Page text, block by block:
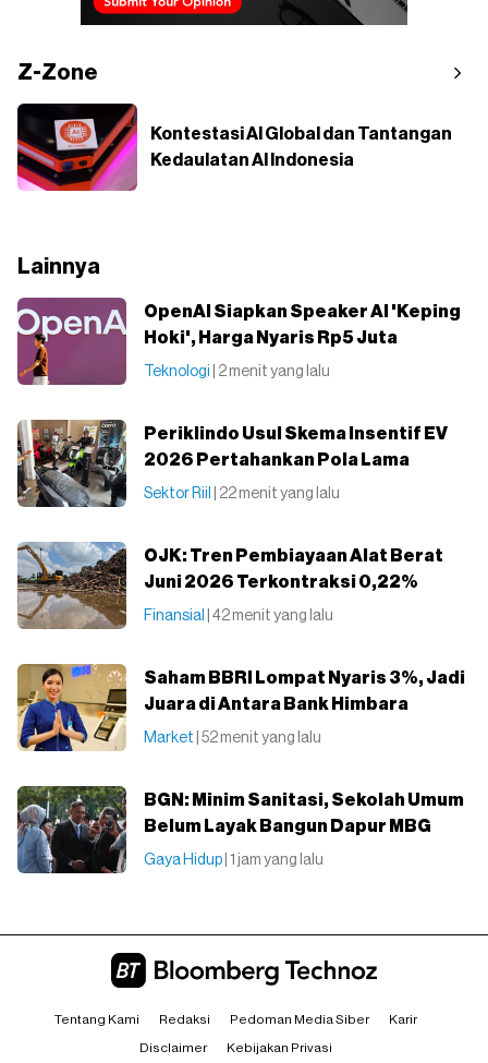
Z-Zone
Kontestasi AI Global dan Tantangan
Kedaulatan AI Indonesia
Lainnya
OpenAI Siapkan Speaker AI 'Keping
Hoki', Harga Nyaris Rp5 Juta
Teknologi | 2 menit yang lalu
Periklindo Usul Skema Insentif EV
2026 Pertahankan Pola Lama
Sektor Riil | 22 menit yang lalu
OJK: Tren Pembiayaan Alat Berat
Juni 2026 Terkontraksi 0,22%
Finansial | 42 menit yang lalu
Saham BBRI Lompat Nyaris 3%, Jadi
Juara di Antara Bank Himbara
Market | 52 menit yang lalu
BGN: Minim Sanitasi, Sekolah Umum
Belum Layak Bangun Dapur MBG
Gaya Hidup | 1 jam yang lalu
Tentang Kami Redaksi Pedoman Media Siber Karir
Disclaimer Kebijakan Privasi